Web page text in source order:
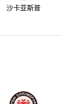
沙卡亚斯普